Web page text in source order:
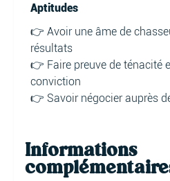
Aptitudes
👉 Avoir une âme de
résultats
👉 Faire preuve de ténacité
conviction
👉 Savoir négocier auprès
Informations